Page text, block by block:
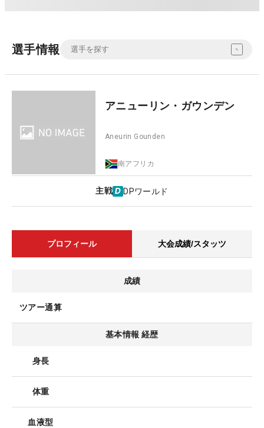
選手情報
アニューリン・ガウンデン
Aneurin Gounden
南アフリカ
主戦 DPワールド
プロフィール 大会成績/スタッツ
成績
ツアー通算
基本情報 経歴
身長
体重
血液型